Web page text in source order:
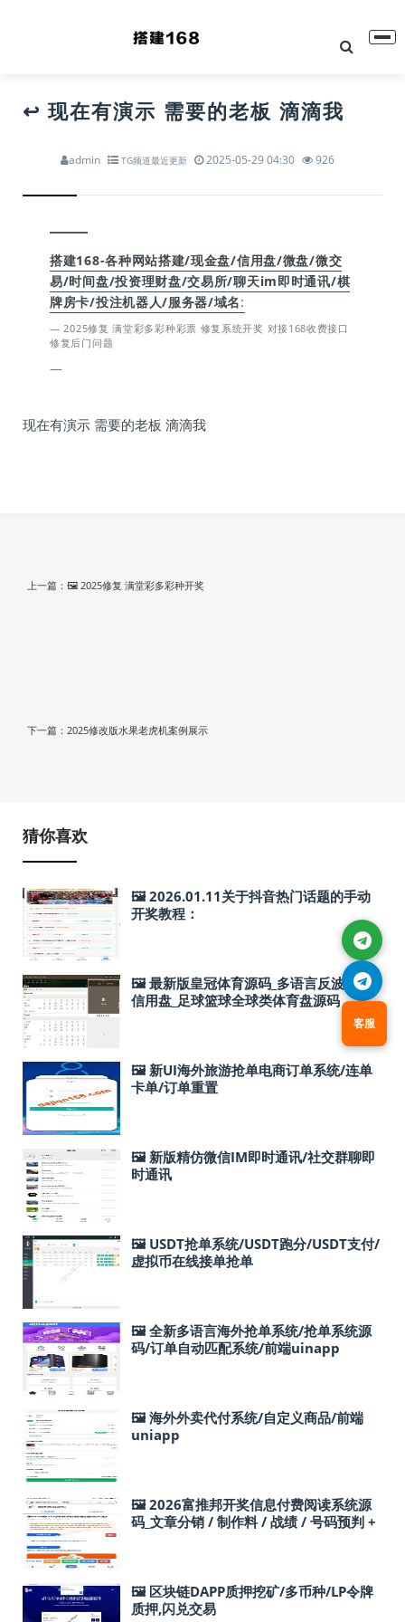
↩️ 现在有演示 需要的老板 滴滴我
admin TG频道最近更新 2025-05-29 04:30 926
搭建168-各种网站搭建/现金盘/信用盘/微盘/微交
易/时间盘/投资理财盘/交易所/聊天im即时通讯/棋
牌房卡/投注机器人/服务器/域名:
2025修复 满堂彩多彩种彩票 修复系统开奖 对接168收费接口
修复后门问题
现在有演示 需要的老板 滴滴我
上一篇：🖼 2025修复 满堂彩多彩种开奖
下一篇：2025修改版水果老虎机案例展示
猜你喜欢
🖼 2026.01.11关于抖音热门话题的手动
开奖教程：
🖼 最新版皇冠体育源码_多语言反波球盘
信用盘_足球篮球全球类体育盘源码
🖼 新UI海外旅游抢单电商订单系统/连单
卡单/订单重置
🖼 新版精仿微信IM即时通讯/社交群聊即
时通讯
🖼 USDT抢单系统/USDT跑分/USDT支付/
虚拟币在线接单抢单
🖼 全新多语言海外抢单系统/抢单系统源
码/订单自动匹配系统/前端uinapp
🖼 海外外卖代付系统/自定义商品/前端
uniapp
🖼 2026富推邦开奖信息付费阅读系统源
码_文章分销 / 制作料 / 战绩 / 号码预判 +
🖼 区块链DAPP质押挖矿/多币种/LP令牌
质押,闪兑交易
客服